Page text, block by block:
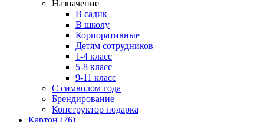
Назначение
В садик
В школу
Корпоративные
Детям сотрудников
1-4 класс
5-8 класс
9-11 класс
С символом года
Брендирование
Конструктор подарка
Картон (76)